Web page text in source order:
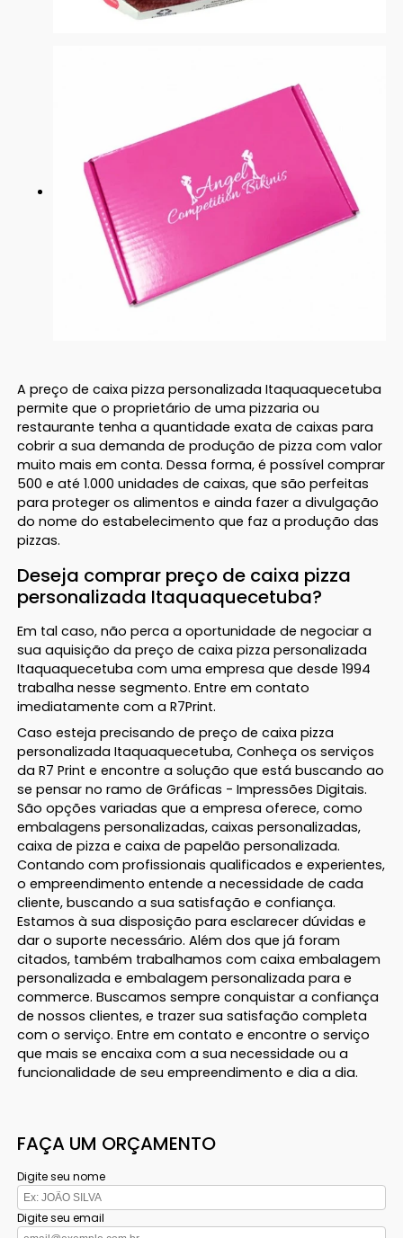
A preço de caixa pizza personalizada Itaquaquecetuba
permite que o proprietário de uma pizzaria ou
restaurante tenha a quantidade exata de caixas para
cobrir a sua demanda de produção de pizza com valor
muito mais em conta. Dessa forma, é possível comprar
500 e até 1.000 unidades de caixas, que são perfeitas
para proteger os alimentos e ainda fazer a divulgação
do nome do estabelecimento que faz a produção das
pizzas.
Deseja comprar preço de caixa pizza
personalizada Itaquaquecetuba?
Em tal caso, não perca a oportunidade de negociar a
sua aquisição da preço de caixa pizza personalizada
Itaquaquecetuba com uma empresa que desde 1994
trabalha nesse segmento. Entre em contato
imediatamente com a R7Print.
Caso esteja precisando de preço de caixa pizza
personalizada Itaquaquecetuba, Conheça os serviços
da R7 Print e encontre a solução que está buscando ao
se pensar no ramo de Gráficas - Impressões Digitais.
São opções variadas que a empresa oferece, como
embalagens personalizadas, caixas personalizadas,
caixa de pizza e caixa de papelão personalizada.
Contando com profissionais qualificados e experientes,
o empreendimento entende a necessidade de cada
cliente, buscando a sua satisfação e confiança.
Estamos à sua disposição para esclarecer dúvidas e
dar o suporte necessário. Além dos que já foram
citados, também trabalhamos com caixa embalagem
personalizada e embalagem personalizada para e
commerce. Buscamos sempre conquistar a confiança
de nossos clientes, e trazer sua satisfação completa
com o serviço. Entre em contato e encontre o serviço
que mais se encaixa com a sua necessidade ou a
funcionalidade de seu empreendimento e dia a dia.
FAÇA UM ORÇAMENTO
Digite seu nome
Digite seu email